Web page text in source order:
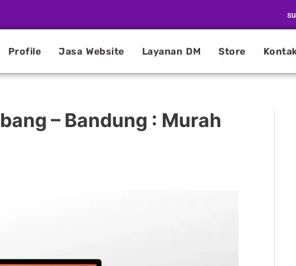
Profile Jasa Website Layanan DM Store
– Bandung : Murah